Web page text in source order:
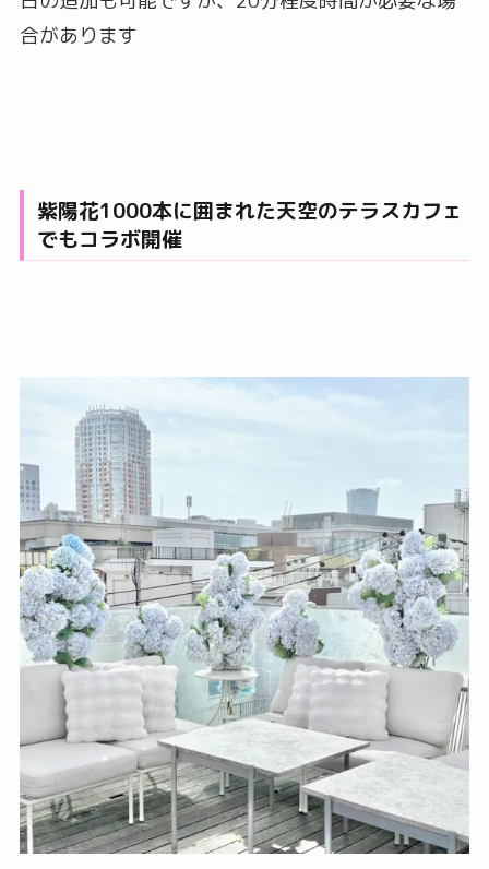
合があります
紫陽花1000本に囲まれた天空のテラスカフェ
でもコラボ開催